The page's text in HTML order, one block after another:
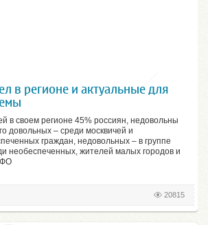
в регионе и актуальные для
в своем регионе 45% россиян, недовольны
довольных – среди москвичей и
граждан, недовольных – в группе
необеспеченных, жителей малых городов и
ФО
20815